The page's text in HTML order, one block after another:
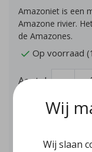
Amazoniet is een
Amazone rivier.
de Amazones.
Op voorraad
Aantal -
Wij
Wij slaan